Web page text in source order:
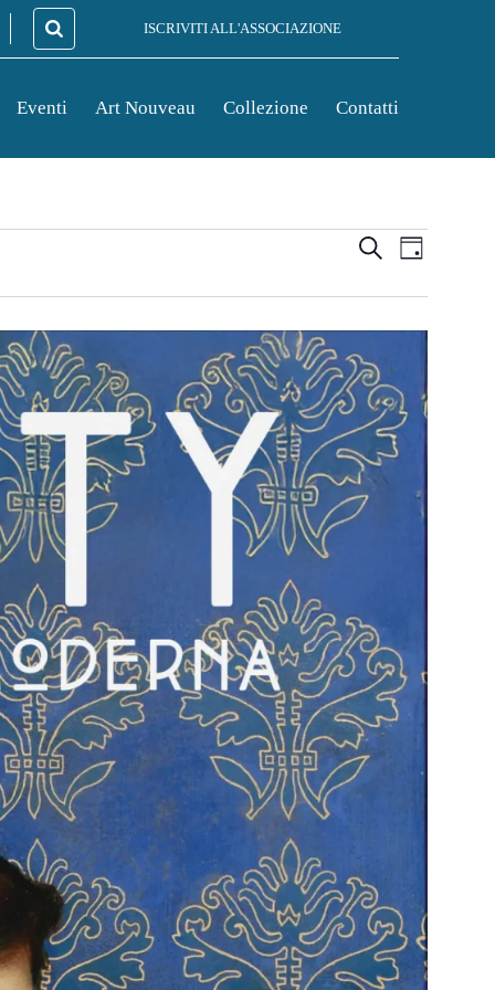
ISCRIVITI ALL'ASSOCIAZIONE
Eventi Art Nouveau Collezione Contatti
Eventi
Ricerca
e
viste
Cerca
Giorno